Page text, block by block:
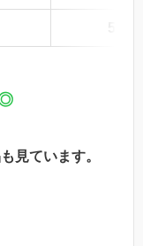
◎
見ています。